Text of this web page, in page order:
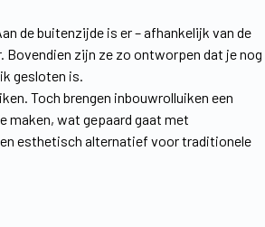
de buitenzijde is er – afhankelijk van de
zijn ze zo ontworpen dat je nog
gesloten is.
Toch brengen inbouwrolluiken een
maken, wat gepaard gaat met
esthetisch alternatief voor traditionele